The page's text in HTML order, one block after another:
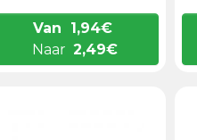
Van 1,94€
Naar 2,49€